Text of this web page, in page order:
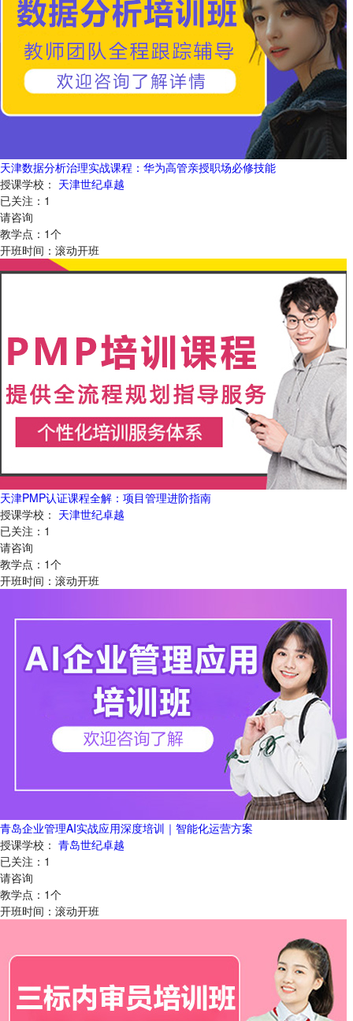
天津数据分析治理实战课程：华为高管亲授职场必修技能
授课学校： 天津世纪卓越
已关注： 1
请咨询
教学点： 1个
开班时间： 滚动开班
天津PMP认证课程全解：项目管理进阶指南
授课学校： 天津世纪卓越
已关注： 1
请咨询
教学点： 1个
开班时间： 滚动开班
青岛企业管理AI实战应用深度培训｜智能化运营方案
授课学校： 青岛世纪卓越
已关注： 1
请咨询
教学点： 1个
开班时间： 滚动开班